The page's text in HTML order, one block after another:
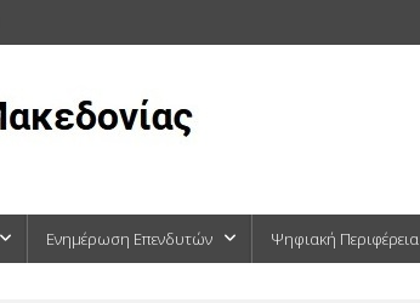
Ενημέρωση Επενδυτών Ψηφιακή Περιφέρεια